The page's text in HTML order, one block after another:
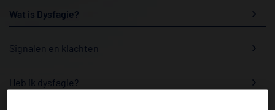
Wat is Dysfagie?
Signalen en klachten
Heb ik dysfagie?